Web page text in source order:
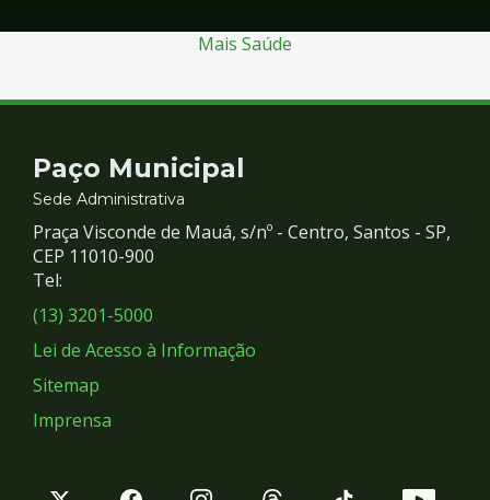
Mais Saúde
Contato
e
Redes
Sociais
Paço Municipal
Sede Administrativa
Praça Visconde de Mauá, s/nº - Centro, Santos - SP,
CEP 11010-900
Tel:
(13) 3201-5000
Lei de Acesso à Informação
Sitemap
Imprensa